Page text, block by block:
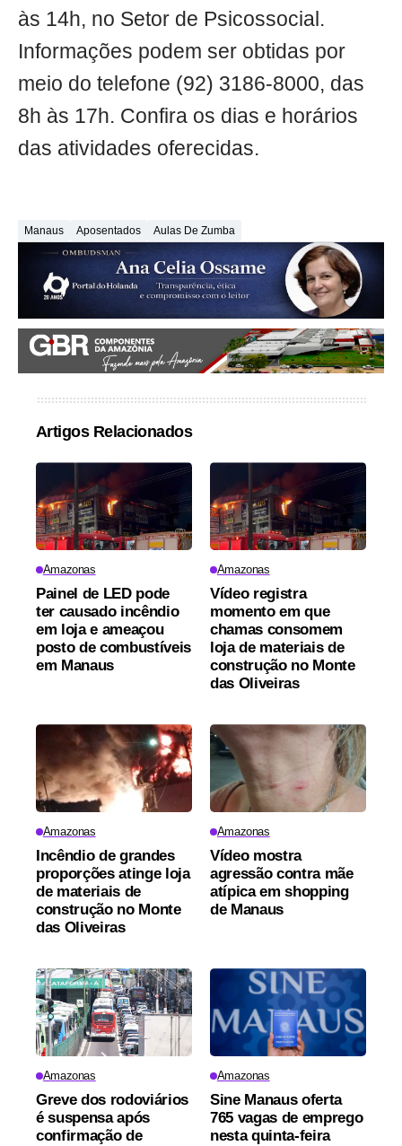
às 14h, no Setor de Psicossocial.
Informações podem ser obtidas por
meio do telefone (92) 3186-8000, das
8h às 17h. Confira os dias e horários
das atividades oferecidas.
Manaus Aposentados Aulas De Zumba
Artigos Relacionados
Amazonas
Painel de LED pode
ter causado incêndio
em loja e ameaçou
posto de combustíveis
em Manaus
Amazonas
Vídeo registra
momento em que
chamas consomem
loja de materiais de
construção no Monte
das Oliveiras
Amazonas
Incêndio de grandes
proporções atinge loja
de materiais de
construção no Monte
das Oliveiras
Amazonas
Vídeo mostra
agressão contra mãe
atípica em shopping
de Manaus
Amazonas
Greve dos rodoviários
é suspensa após
confirmação de
Amazonas
Sine Manaus oferta
765 vagas de emprego
nesta quinta-feira